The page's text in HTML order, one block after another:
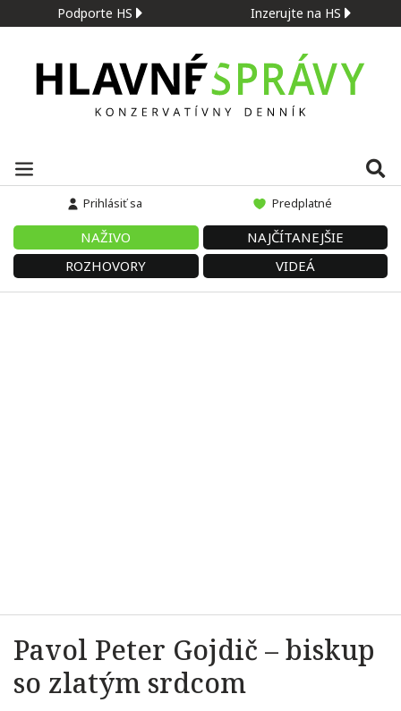
Podporte HS Inzerujte na HS
Prihlásiť sa Predplatné
NAŽIVO
NAJČÍTANEJŠIE
ROZHOVORY
VIDEÁ
Pavol Peter Gojdič – biskup
so zlatým srdcom